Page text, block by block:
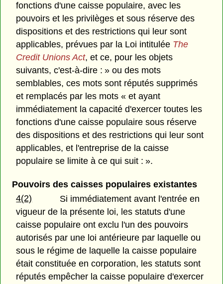
fonctions d'une caisse populaire, avec les
pouvoirs et les privilèges et sous réserve des
dispositions et des restrictions qui leur sont
applicables, prévues par la Loi intitulée The
Credit Unions Act, et ce, pour les objets
suivants, c'est-à-dire : » ou des mots
semblables, ces mots sont réputés supprimés
et remplacés par les mots « et ayant
immédiatement la capacité d'exercer toutes les
fonctions d'une caisse populaire sous réserve
des dispositions et des restrictions qui leur sont
applicables, et l'entreprise de la caisse
populaire se limite à ce qui suit : ».
Pouvoirs des caisses populaires existantes
4(2)
Si immédiatement avant l'entrée en
vigueur de la présente loi, les statuts d'une
caisse populaire ont exclu l'un des pouvoirs
autorisés par une loi antérieure par laquelle ou
sous le régime de laquelle la caisse populaire
était constituée en corporation, les statuts sont
réputés empêcher la caisse populaire d'exercer